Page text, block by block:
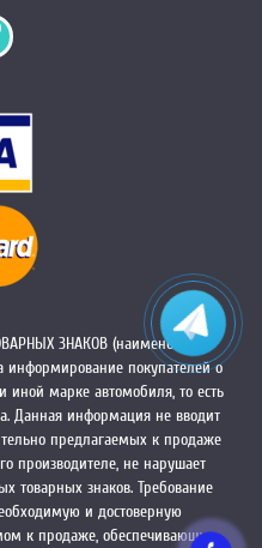
ЗНАКОВ (наименований
информирование покупателей о
марке автомобиля, то есть
Данная информация не вводит
предлагаемых к продаже
производителе, не нарушает
товарных знаков. Требование
и достоверную
к продаже, обеспечивающую